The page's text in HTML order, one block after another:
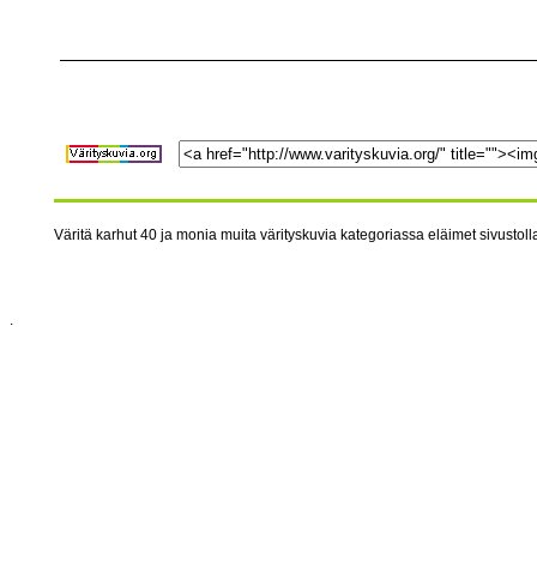
Väritä karhut 40 ja monia muita värityskuvia kategoriassa eläimet
.